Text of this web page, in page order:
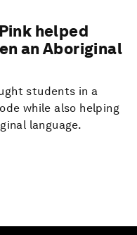
helped
an Aboriginal
students in a
while also helping
language.